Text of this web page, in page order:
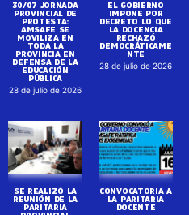
30/07 JORNADA
PROVINCIAL DE
PROTESTA:
AMSAFE SE
MOVILIZA EN
TODA LA
PROVINCIA EN
DEFENSA DE LA
EDUCACIÓN
PÚBLICA
28 de julio de 2026
EL GOBIERNO
IMPONE POR
DECRETO LO QUE
LA DOCENCIA
RECHAZÓ
DEMOCRÁTICAME
NTE
28 de julio de 2026
SE REALIZÓ LA
REUNIÓN DE LA
PARITARIA
CONVOCATORIA A
LA PARITARIA
DOCENTE